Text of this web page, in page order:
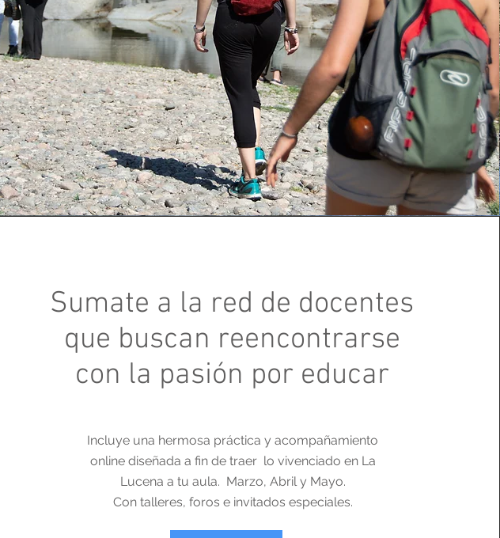
Sumate a la red de docentes
que buscan reencontrarse
con la pasión por educar
Incluye una hermosa práctica y acompañamiento
online diseñada a fin de traer lo vivenciado en La
Lucena a tu aula. Marzo, Abril y Mayo.
Con talleres, foros e invitados especiales.